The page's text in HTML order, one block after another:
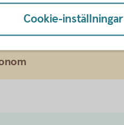
Cookie-inställningar